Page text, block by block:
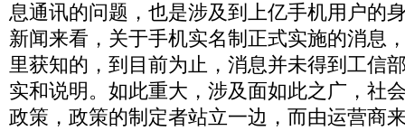
息通讯的问题，也是涉及到上亿手机用户的
新闻来看，关于手机实名制正式实施的消息
里获知的，到目前为止，消息并未得到工信
实和说明。如此重大，涉及面如此之广，社
政策，政策的制定者站立一边，而由运营商